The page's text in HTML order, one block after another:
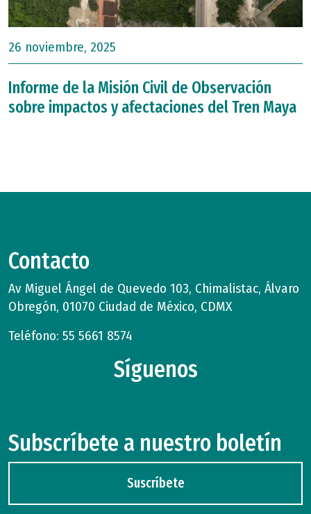
26 noviembre, 2025
Informe de la Misión Civil de Observación
sobre impactos y afectaciones del Tren Maya
Contacto
Av Miguel Ángel de Quevedo 103, Chimalistac, Álvaro
Obregón, 01070 Ciudad de México, CDMX
Teléfono: 55 5661 8574
Síguenos
Subscríbete a nuestro boletín
Suscríbete